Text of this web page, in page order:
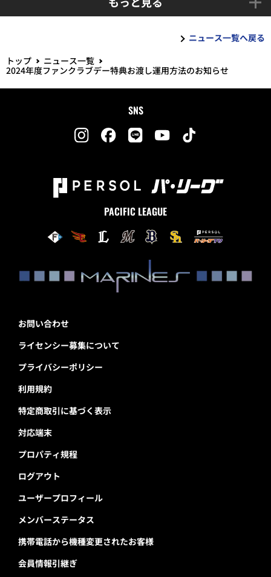
ニュース一覧へ戻る
トップ
ニュース一覧
2024年度ファンクラブデー特典お渡し運用方法のお知らせ
SNS
PACIFIC LEAGUE
お問い合わせ
ライセンシー募集について
プライバシーポリシー
利用規約
特定商取引に基づく表示
対応端末
プロパティ規程
ログアウト
ユーザープロフィール
メンバーステータス
携帯電話から機種変更されたお客様
会員情報引継ぎ